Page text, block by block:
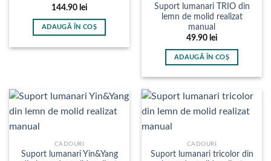
144.90 lei
ADAUGĂ ÎN COȘ
Suport lumanari TRIO din
lemn de molid realizat
manual
49.90 lei
ADAUGĂ ÎN COȘ
CADOURI
Suport lumanari Yin&Yang
CADOURI
Suport lumanari tricolor din